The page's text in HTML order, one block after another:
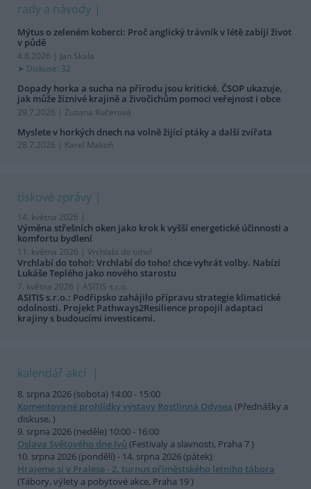
rady a návody
Mýtus o zeleném koberci: Proč anglický trávník v létě zabíjí život
v půdě
4.8.2026 | Jan Skala
Diskuse: 32
Dopady horka a sucha na přírodu jsou kritické. ČSOP ukazuje,
jak může žíznivé krajině a živočichům pomoci veřejnost i obce
29.7.2026 | Zuzana Kučerová
Myslete v horkých dnech na volně žijící ptáky a další zvířata
28.7.2026 | Karel Makoň
tiskové zprávy
14. května 2026 |
Výměna střešních oken jako krok k vyšší energetické účinnosti a
komfortu bydlení
11. května 2026 | Vrchlabí do toho!
Vrchlabí do toho!: Vrchlabí do toho! chce vyhrát volby. Nabízí
Lukáše Teplého jako nového starostu
7. května 2026 | ASITIS s.r.o.
ASITIS s.r.o.: Podřipsko zahájilo přípravu strategie klimatické
odolnosti. Projekt Pathways2Resilience propojil adaptaci
krajiny s budoucími investicemi.
kalendář akcí
8. srpna 2026 (sobota) 14:00 - 15:00
Komentované prohlídky výstavy Rostlinná Odysea (Přednášky a
diskuse, )
9. srpna 2026 (neděle) 10:00 - 16:00
Oslava Světového dne lvů (Festivaly a slavnosti, Praha 7 )
10. srpna 2026 (pondělí) - 14. srpna 2026 (pátek)
Hrajeme si v Pralese - 2. turnus příměstského letního tábora
(Tábory, výlety a pobytové akce, Praha 19 )